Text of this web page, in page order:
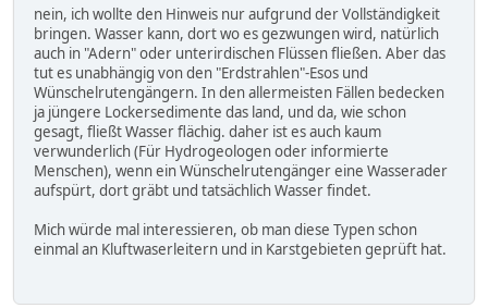
nein, ich wollte den Hinweis nur aufgrund der Vollständigkeit
bringen. Wasser kann, dort wo es gezwungen wird, natürlich
auch in "Adern" oder unterirdischen Flüssen fließen. Aber das
tut es unabhängig von den "Erdstrahlen"-Esos und
Wünschelrutengängern. In den allermeisten Fällen bedecken
ja jüngere Lockersedimente das land, und da, wie schon
gesagt, fließt Wasser flächig. daher ist es auch kaum
verwunderlich (Für Hydrogeologen oder informierte
Menschen), wenn ein Wünschelrutengänger eine Wasserader
aufspürt, dort gräbt und tatsächlich Wasser findet.
Mich würde mal interessieren, ob man diese Typen schon
einmal an Kluftwaserleitern und in Karstgebieten geprüft hat.